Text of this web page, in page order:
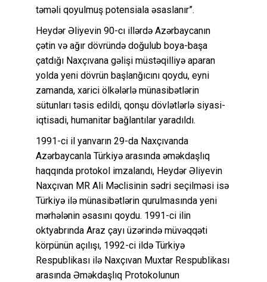
təməli qoyulmuş potensiala əsaslanır”.
Heydər Əliyevin 90-cı illərdə Azərbaycanın
çətin və ağır dövründə doğulub boya-başa
çatdığı Naxçıvana gəlişi müstəqilliyə aparan
yolda yeni dövrün başlanğıcını qoydu, eyni
zamanda, xarici ölkələrlə münasibətlərin
sütunları təsis edildi, qonşu dövlətlərlə siyasi-
iqtisadi, humanitar bağlantılar yaradıldı.
1991-ci il yanvarın 29-da Naxçıvanda
Azərbaycanla Türkiyə arasında əməkdaşlıq
haqqında protokol imzalandı, Heydər Əliyevin
Naxçıvan MR Ali Məclisinin sədri seçilməsi isə
Türkiyə ilə münasibətlərin qurulmasında yeni
mərhələnin əsasını qoydu. 1991-ci ilin
oktyabrında Araz çayı üzərində müvəqqəti
körpünün açılışı, 1992-ci ildə Türkiyə
Respublikası ilə Naxçıvan Muxtar Respublikası
arasında Əməkdaşlıq Protokolunun